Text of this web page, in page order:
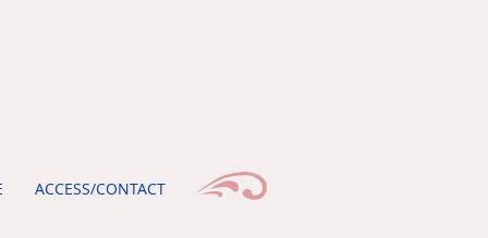
ACCESS/CONTACT